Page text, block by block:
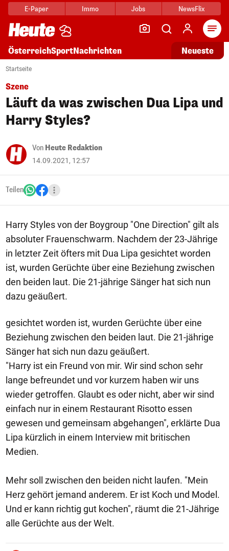
E-Paper Immo Jobs NewsFlix
ÖsterreichSportNachrichten Neueste
Startseite
Szene
Läuft da was zwischen Dua Lipa und
Harry Styles?
Von Heute Redaktion
14.09.2021, 12:57
Teilen
Harry Styles von der Boygroup "One Direction" gilt als
absoluter Frauenschwarm. Nachdem der 23-Jährige
in letzter Zeit öfters mit Dua Lipa gesichtet worden
ist, wurden Gerüchte über eine Beziehung zwischen
den beiden laut. Die 21-jährige Sänger hat sich nun
dazu geäußert.
gesichtet worden ist, wurden Gerüchte über eine
Beziehung zwischen den beiden laut. Die 21-jährige
Sänger hat sich nun dazu geäußert.
"Harry ist ein Freund von mir. Wir sind schon sehr
lange befreundet und vor kurzem haben wir uns
wieder getroffen. Glaubt es oder nicht, aber wir sind
einfach nur in einem Restaurant Risotto essen
gewesen und gemeinsam abgehangen", erklärte Dua
Lipa kürzlich in einem Interview mit britischen
Medien.
Mehr soll zwischen den beiden nicht laufen. "Mein
Herz gehört jemand anderem. Er ist Koch und Model.
Und er kann richtig gut kochen", räumt die 21-Jährige
alle Gerüchte aus der Welt.